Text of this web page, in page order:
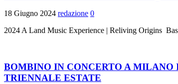
18 Giugno 2024 redazione 0
2024 A Land Music Experience | Reliving Origins
BOMBINO IN CONCERTO A
TRIENNALE ESTATE